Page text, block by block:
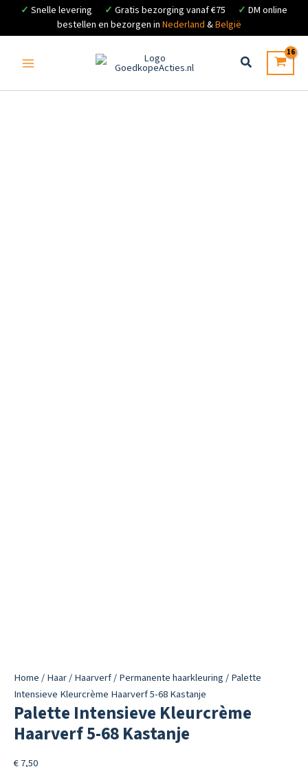
✓ Snelle levering ✓ Gratis bezorging vanaf €75 ✓ DM online
bestellen en bezorgen in Nederland &België
inhoud
Home/Haar/Haarverf/Permanente haarkleuring/ Palette
Intensieve Kleurcrème Haarverf 5-68 Kastanje
Palette Intensieve Kleurcrème
Haarverf 5-68 Kastanje
€7,50